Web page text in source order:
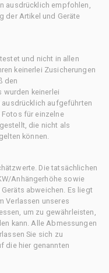
ausdrücklich empfohlen,
der Artikel und Geräte
und nicht in allen
keinerlei Zusicherungen
den
wurden keinerlei
aufgeführten
für einzelne
die nicht als
können.
Die tatsächlichen
Anhängerhöhe sowie
abweichen. Es liegt
Verlassen unseres
um zu gewährleisten,
kann. Alle Abmessungen
Sie sich zu
die hier genannten